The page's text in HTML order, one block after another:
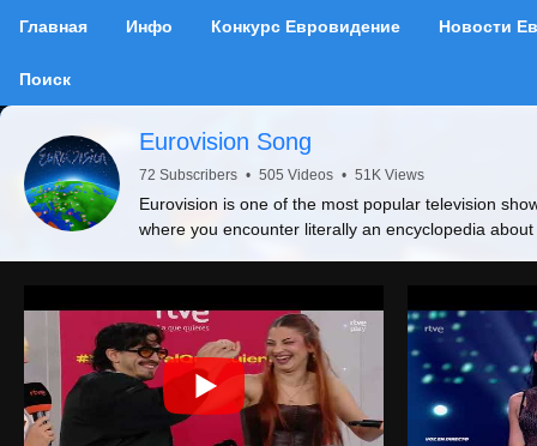
Главная Инфо Конкурс Евровидение Новости
Поиск
Eurovision Song
72 Subscribers • 505 Videos • 51K Views
Eurovision is one of the most popular television
where you encounter literally an encyclopedia